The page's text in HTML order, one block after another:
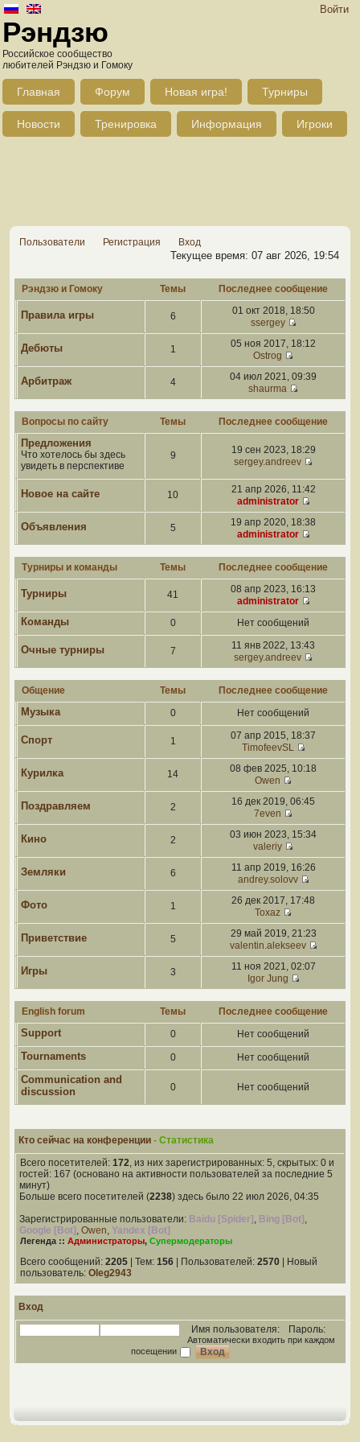
Войти
Рэндзю
Российское сообщество
любителей Рэндзю и Гомоку
Главная Форум Новая игра! Турниры
Новости Тренировка Информация Игроки
Пользователи Регистрация Вход
Текущее время: 07 авг 2026, 19:54
Рэндзю и Гомоку Темы Последнее сообщение
Правила игры 6
01 окт 2018, 18:50
ssergey
Дебюты 1
05 ноя 2017, 18:12
Ostrog
Арбитраж 4
04 июл 2021, 09:39
shaurma
Вопросы по сайту Темы Последнее сообщение
Предложения
Что хотелось бы здесь
увидеть в перспективе
9
19 сен 2023, 18:29
sergey.andreev
Новое на сайте 10
21 апр 2026, 11:42
administrator
Объявления 5
19 апр 2020, 18:38
administrator
Турниры и команды Темы Последнее сообщение
Турниры 41
08 апр 2023, 16:13
administrator
Команды 0 Нет сообщений
Очные турниры 7
11 янв 2022, 13:43
sergey.andreev
Общение Темы Последнее сообщение
Музыка 0 Нет сообщений
Спорт 1
07 апр 2015, 18:37
TimofeevSL
Курилка 14
08 фев 2025, 10:18
Owen
Поздравляем 2
16 дек 2019, 06:45
7even
Кино 2
03 июн 2023, 15:34
valeriy
Земляки 6
11 апр 2019, 16:26
andrey.solovv
Фото 1
26 дек 2017, 17:48
Toxaz
Приветствие 5
29 май 2019, 21:23
valentin.alekseev
Игры 3
11 ноя 2021, 02:07
Igor Jung
English forum Темы Последнее сообщение
Support 0 Нет сообщений
Tournaments 0 Нет сообщений
Communication and
discussion
0 Нет сообщений
Кто сейчас на конференции - Статистика
Всего посетителей: 172, из них зарегистрированных: 5, скрытых: 0 и
гостей: 167 (основано на активности пользователей за последние 5
минут)
Больше всего посетителей (2238) здесь было 22 июл 2026, 04:35
Зарегистрированные пользователи: Baidu [Spider] , Bing [Bot] ,
Google [Bot] , Owen, Yandex [Bot]
Легенда :: Администраторы, Супермодераторы
Всего сообщений: 2205 | Тем: 156 | Пользователей: 2570 | Новый
пользователь: Oleg2943
Вход
Имя пользователя:
Пароль:
Автоматически входить при каждом
посещении